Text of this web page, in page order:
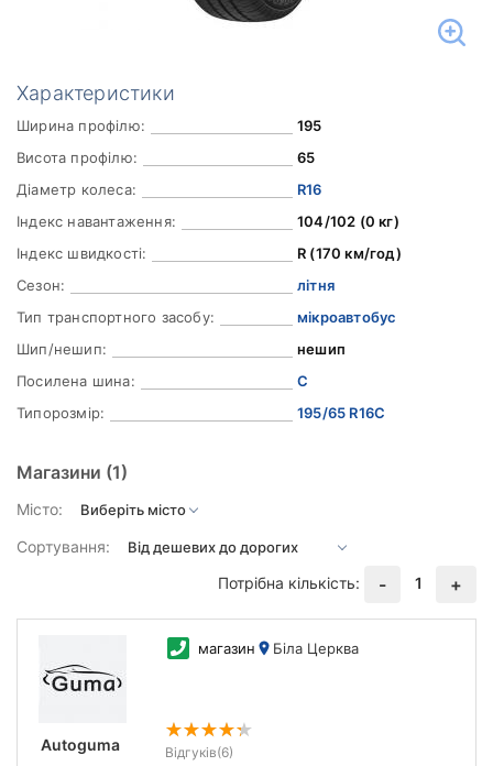
Характеристики
Ширина профілю:
195
Висота профілю:
65
Діаметр колеса:
R16
Індекс навантаження:
104/102 (0 кг)
Індекс швидкості:
R (170 км/год)
Сезон:
літня
Тип транспортного засобу:
мікроавтобус
Шип/нешип:
нешип
Посилена шина:
C
Типорозмір:
195/65 R16C
Магазини (1)
Місто:
Сортування:
Потрібна кількість:
- 1 +
Autoguma
магазин Біла Церква
Відгуків(6)